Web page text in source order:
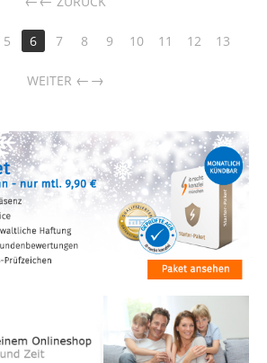
5 6 7 8 9 10 11 12 13
WEITER →